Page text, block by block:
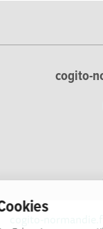
Cookies
cogito-
cogito-